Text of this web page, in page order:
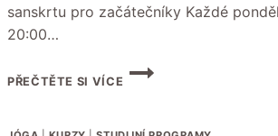
sanskrtu pro začátečníky Každé
20:00…
PŘEČTĚTE SI VÍCE
KURZ